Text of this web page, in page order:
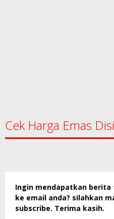
Cek Harga Emas
Ingin mendapatkan
ke email anda? silahkan
subscribe. Terima kasih.